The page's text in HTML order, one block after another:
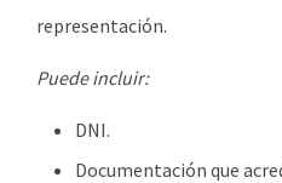
representación.
Puede incluir:
DNI.
Documentación que